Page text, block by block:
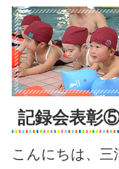
ベビーコース
幼児コース
小学生コース
育成コース
選手コース
キッズパーク(体操教室)
子どもダンス教室
■入会案内■ ア
い
■
記録会表彰
こんにちは、三